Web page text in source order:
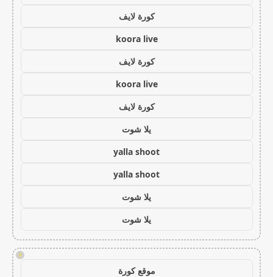
كورة لايف
koora live
كورة لايف
koora live
كورة لايف
يلا شوت
yalla shoot
yalla shoot
يلا شوت
يلا شوت
!
موقع كورة